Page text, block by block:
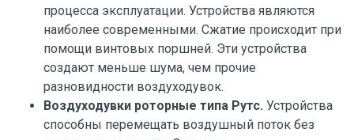
процесса эксплуатации. Устройства являются
наиболее современными. Сжатие происходит при
помощи винтовых поршней. Эти устройства
создают меньше шума, чем прочие
разновидности воздуходувок.
Воздуходувки роторные типа Рутс. Устройства
способны перемещать воздушный поток без